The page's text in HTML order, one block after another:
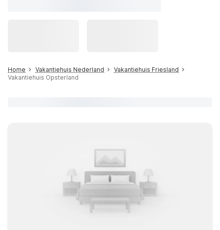
Home Vakantiehuis Nederland
Vakantiehuis Friesland
Vakantiehuis Opsterland